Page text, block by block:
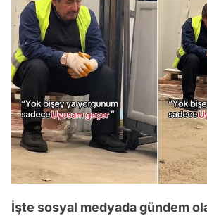
İşte sosyal medyada gündem